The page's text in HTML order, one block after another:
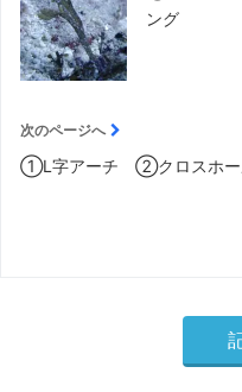
ング
次のページへ
①Ⅼ字アーチ ②クロスホ